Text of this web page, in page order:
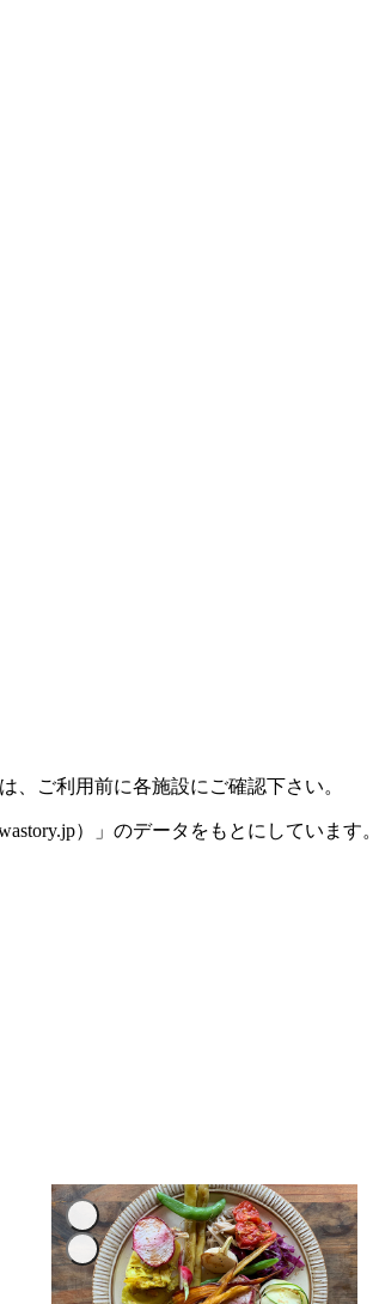
ご利用前に各施設にご確認下さい。
）」のデータをもとにしています。